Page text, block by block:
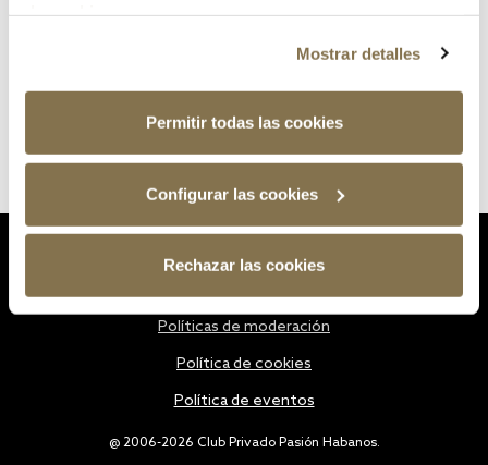
Mostrar detalles
Permitir todas las cookies
Configurar las cookies
Rechazar las cookies
@ 2006-2026 Club Privado Pasión Habanos.
Políticas de moderación
Política de cookies
Política de eventos